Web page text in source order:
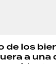
de los
a una